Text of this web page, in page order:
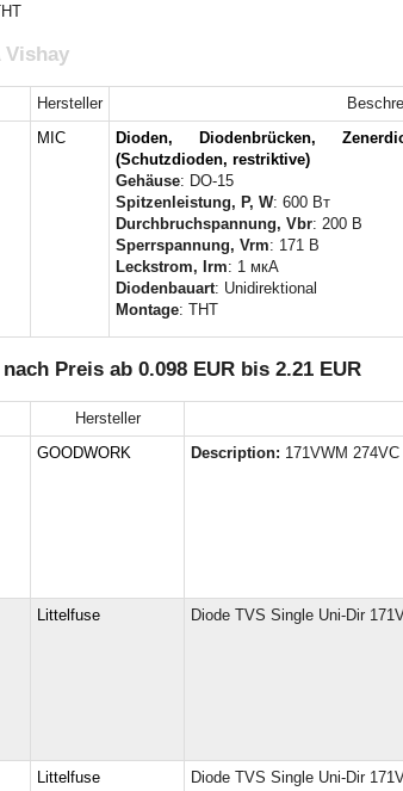
Vishay
Hersteller
MIC Dioden, Diodenbrücken,
(Schutzdioden, restriktive)
Gehäuse: DO-15
Spitzenleistung, P, W: 600 Вт
Durchbruchspannung, Vbr: 200 В
Sperrspannung, Vrm: 171 В
Leckstrom, Irm: 1 мкА
Diodenbauart: Unidirektional
Montage: THT
Preis ab 0.098 EUR bis 2.21 EUR
Hersteller
GOODWORK Description: 171VWM 274VC
Littelfuse Diode TVS Single Uni-Dir
Littelfuse Diode TVS Single Uni-Dir